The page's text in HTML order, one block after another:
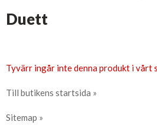
Duett
Tyvärr ingår inte denna produkt i
Till butikens startsida »
Sitemap »